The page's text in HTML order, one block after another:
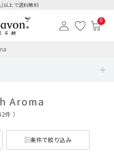
以上で送料無料
0
Aroma
件 ）
条件で絞り込み